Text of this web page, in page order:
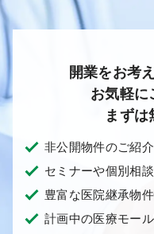
開業をお考
お気軽に
まずは
非公開物件のご紹介
セミナーや個別相
豊富な医院継承物
計画中の医療モー